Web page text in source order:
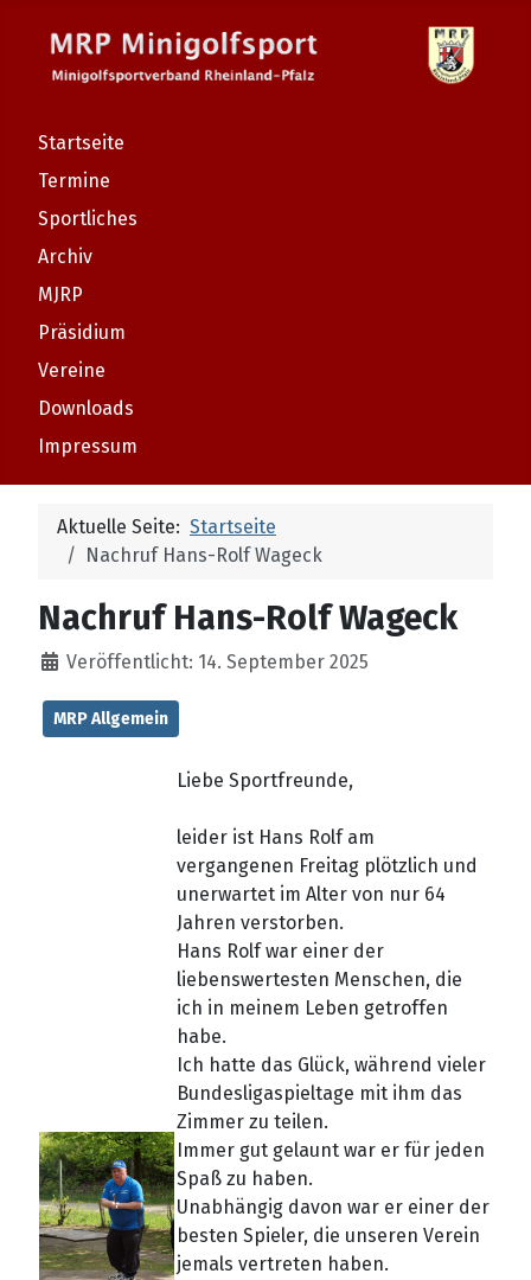
Startseite
Termine
Sportliches
Archiv
MJRP
Präsidium
Vereine
Downloads
Impressum
Aktuelle Seite: Startseite
Nachruf Hans-Rolf Wageck
Nachruf Hans-Rolf Wageck
Veröffentlicht: 14. September 2025
MRP Allgemein
Liebe Sportfreunde,
leider ist Hans Rolf am
vergangenen Freitag plötzlich und
unerwartet im Alter von nur 64
Jahren verstorben.
Hans Rolf war einer der
liebenswertesten Menschen, die
ich in meinem Leben getroffen
habe.
Ich hatte das Glück, während vieler
Bundesligaspieltage mit ihm das
Zimmer zu teilen.
Immer gut gelaunt war er für jeden
Spaß zu haben.
Unabhängig davon war er einer der
besten Spieler, die unseren Verein
jemals vertreten haben.